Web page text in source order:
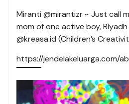
Miranti @mirantizr ~ Just call
mom of one active boy,
@kreasa.id (Children’s
https://jendelakeluarga.com/